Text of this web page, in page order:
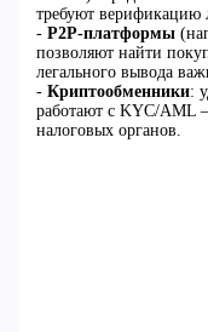
требуют верификацию
- P2P-платформы
позволяют найти
легального вывода
- Криптообменники:
работают с KYC/AML
налоговых органов.